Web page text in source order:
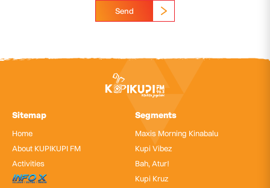
Send
Sitemap
Home
About KUPIKUPI FM
Activities
InfoX
Segments
Maxis Morning Kinabalu
Kupi Vibez
Bah, Atur!
Kupi Kruz